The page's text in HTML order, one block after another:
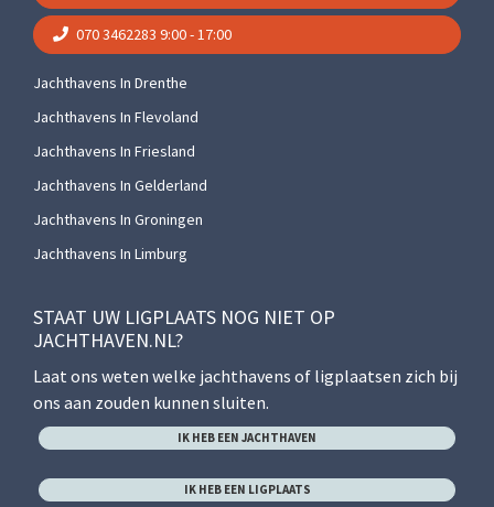
070 3462283 9:00 - 17:00
Jachthavens In Drenthe
Jachthavens In Flevoland
Jachthavens In Friesland
Jachthavens In Gelderland
Jachthavens In Groningen
Jachthavens In Limburg
STAAT UW LIGPLAATS NOG NIET OP
JACHTHAVEN.NL?
Laat ons weten welke jachthavens of ligplaatsen zich bij
ons aan zouden kunnen sluiten.
IK HEB EEN JACHTHAVEN
IK HEB EEN LIGPLAATS